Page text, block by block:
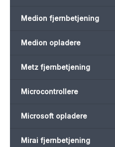
Medion fjernbetjening
Medion opladere
Metz fjernbetjening
Microcontrollere
Microsoft opladere
Mirai fjernbetjening